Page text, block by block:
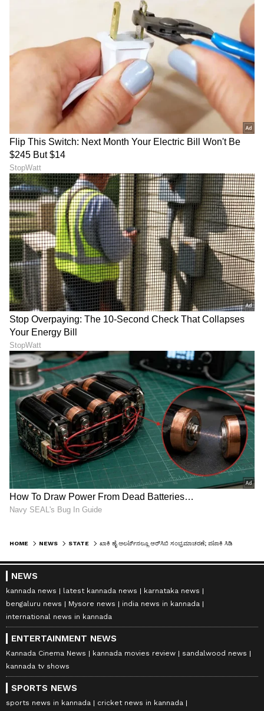
HOME NEWS STATE
NEWS
kannada news latest kannada news
karnataka news
bengaluru news
Mysore news
india news in kannada
international news in kannada
ENTERTAINMENT NEWS
Kannada Cinema News kannada movies review
sandalwood news
kannada tv shows
SPORTS NEWS
sports news in kannada
cricket news in kannada